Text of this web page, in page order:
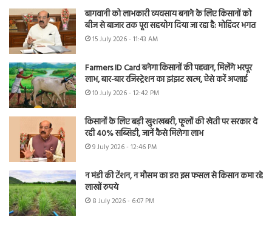
बागवानी को लाभकारी व्यवसाय बनाने के लिए किसानों को
बीज से बाजार तक पूरा सहयोग दिया जा रहा है: मोहिंदर भगत
15 July 2026 - 11:43 AM
Farmers ID Card बनेगा किसानों की पहचान, मिलेंगे भरपूर
लाभ, बार-बार रजिस्ट्रेशन का झंझट खत्म, ऐसे करें अप्लाई
10 July 2026 - 12:42 PM
किसानों के लिए बड़ी खुशखबरी, फूलों की खेती पर सरकार दे
रही 40% सब्सिडी, जानें कैसे मिलेगा लाभ
9 July 2026 - 12:46 PM
न मंडी की टेंशन, न मौसम का डर! इस फसल से किसान कमा रहे
लाखों रुपये
8 July 2026 - 6:07 PM